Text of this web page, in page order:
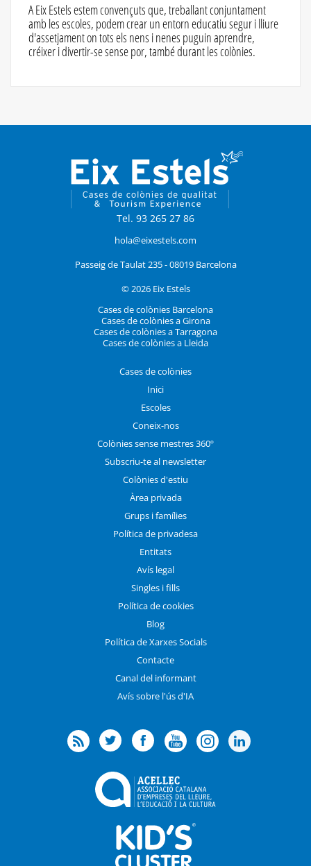
A Eix Estels estem convençuts que, treballant conjuntament
amb les escoles, podem crear un entorn educatiu segur i lliure
d'assetjament on tots els nens i nenes puguin aprendre,
créixer i divertir-se sense por, també durant les colònies.
Tel. 93 265 27 86
hola@eixestels.com
Passeig de Taulat 235 - 08019 Barcelona
© 2026 Eix Estels
Cases de colònies Barcelona
Cases de colònies a Girona
Cases de colònies a Tarragona
Cases de colònies a Lleida
Cases de colònies
Inici
Escoles
Coneix-nos
Colònies sense mestres 360º
Subscriu-te al newsletter
Colònies d'estiu
Àrea privada
Grups i famílies
Política de privadesa
Entitats
Avís legal
Singles i fills
Política de cookies
Blog
Política de Xarxes Socials
Contacte
Canal del informant
Avís sobre l'ús d'IA